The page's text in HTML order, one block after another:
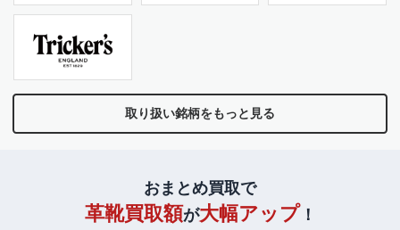
取り扱い銘柄をもっと見る
おまとめ買取で
革靴買取額が大幅アップ！